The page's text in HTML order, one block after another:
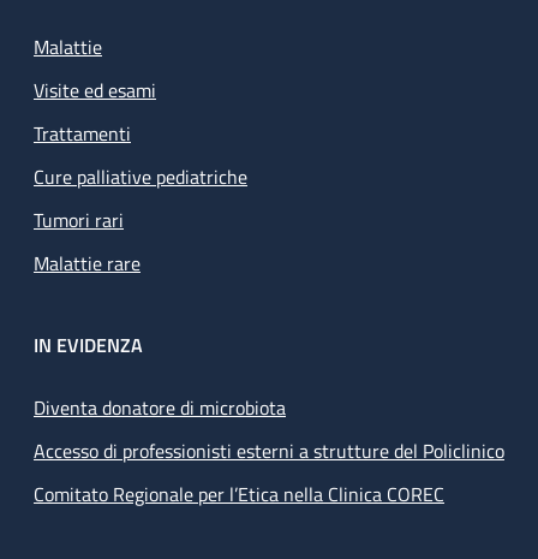
Malattie
Visite ed esami
Trattamenti
Cure palliative pediatriche
Tumori rari
Malattie rare
IN EVIDENZA
Diventa donatore di microbiota
Accesso di professionisti esterni a strutture del Policlinico
Comitato Regionale per l’Etica nella Clinica COREC